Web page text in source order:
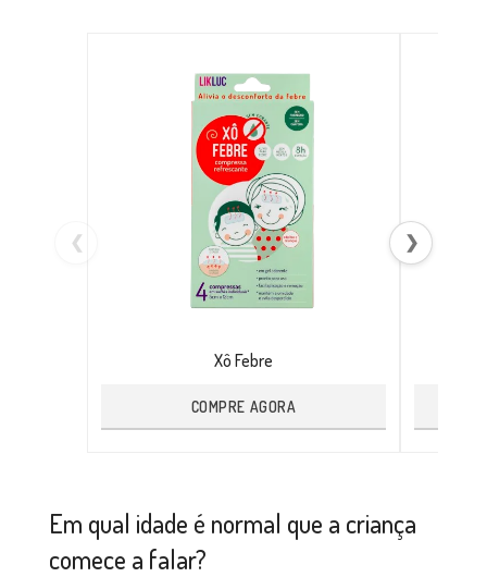
❮
Xô Febre
COMPRE AGORA
❯
Em qual idade é normal que a criança
comece a falar?